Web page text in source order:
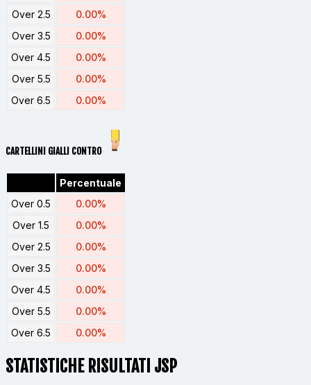
Over 2.5
0.00%
Over 3.5
0.00%
Over 4.5
0.00%
Over 5.5
0.00%
Over 6.5
0.00%
CARTELLINI GIALLI CONTRO
Percentuale
Over 0.5
0.00%
Over 1.5
0.00%
Over 2.5
0.00%
Over 3.5
0.00%
Over 4.5
0.00%
Over 5.5
0.00%
Over 6.5
0.00%
STATISTICHE RISULTATI JSP